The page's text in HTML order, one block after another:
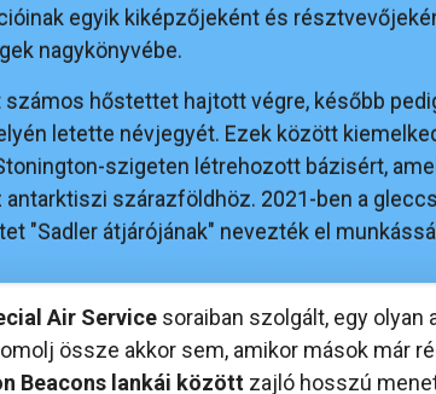
egyik kiképzőjeként és
nagykönyvébe.
számos hőstettet hajtott végre, később
letette névjegyét. Ezek között
szigeten létrehozott bázisért,
antarktiszi szárazföldhöz. 2021-ben a
"Sadler átjárójának" nevezték el
Air Service soraiban szolgált, egy olyan
össze akkor sem, amikor mások már
Beacons lankái között zajló hosszú